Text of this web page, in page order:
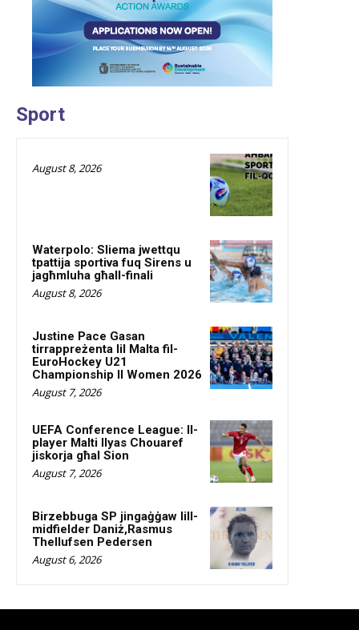
Sport
August 8, 2026
Waterpolo: Sliema jwettqu
tpattija sportiva fuq Sirens u
jagħmluha għall-finali
August 8, 2026
Justine Pace Gasan
tirrappreżenta lil Malta fil-
EuroHockey U21
Championship II Women 2026
August 7, 2026
UEFA Conference League: Il-
player Malti Ilyas Chouaref
jiskorja għal Sion
August 7, 2026
Birzebbuga SP jingaġġaw lill-
midfielder Daniż,Rasmus
Thellufsen Pedersen
August 6, 2026